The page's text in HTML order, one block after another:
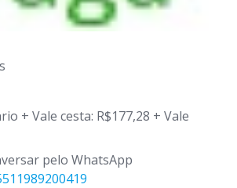
+ Vale cesta: R$177,28 + Vale
pelo WhatsApp